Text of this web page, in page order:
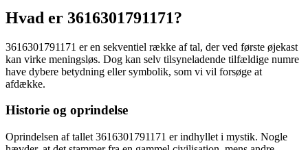
Hvad er 3616301791171?
3616301791171 er en sekventiel række af tal, der ved første øjekast
kan virke meningsløs. Dog kan selv tilsyneladende tilfældige numre
have dybere betydning eller symbolik, som vi vil forsøge at
afdække.
Historie og oprindelse
Oprindelsen af tallet 3616301791171 er indhyllet i mystik. Nogle